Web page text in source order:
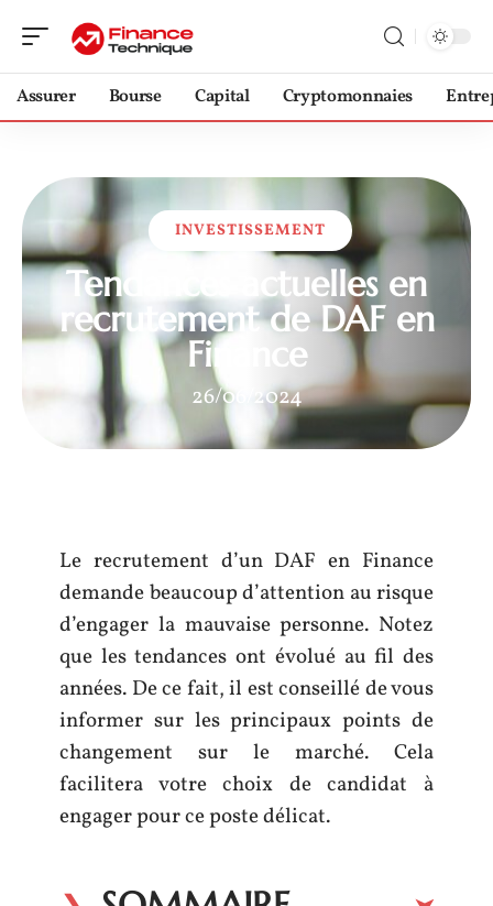
Assurer Bourse Capital Cryptomonnaies
INVESTISSEMENT
Tendances actuelles en
recrutement de DAF en
Finance
26/06/2024
Le recrutement d’un DAF en Finance
demande beaucoup d’attention au risque
d’engager la mauvaise personne. Notez
que les tendances ont évolué au fil des
années. De ce fait, il est conseillé de vous
informer sur les principaux points de
changement sur le marché. Cela
facilitera votre choix de candidat à
engager pour ce poste délicat.